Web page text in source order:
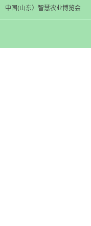
中国(山东）智慧农业博览会